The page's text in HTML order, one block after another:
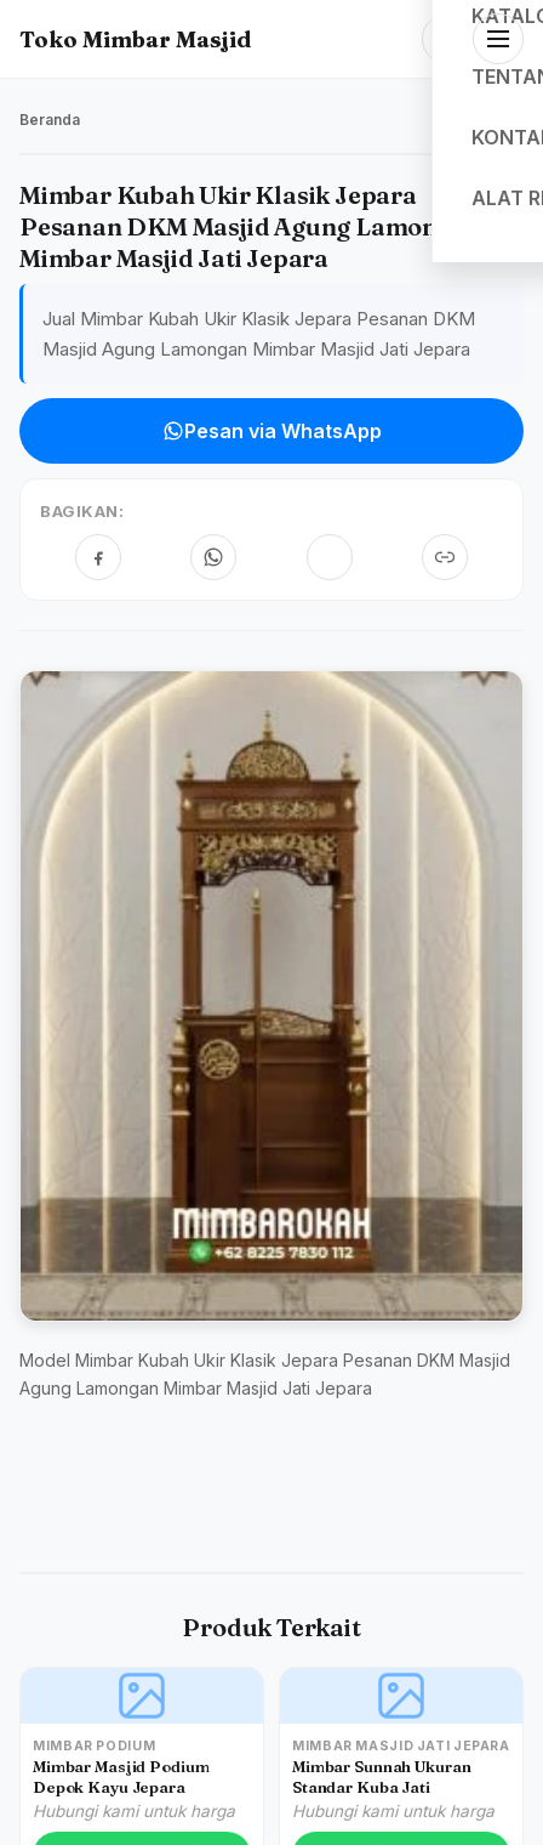
Toko Mimbar Masjid
ALAT
Beranda
Mimbar Kubah Ukir Klasik Jepara
Pesanan DKM Masjid Agung Lamongan
Mimbar Masjid Jati Jepara
Jual Mimbar Kubah Ukir Klasik Jepara Pesanan DKM
Masjid Agung Lamongan Mimbar Masjid Jati Jepara
Pesan via WhatsApp
BAGIKAN:
Model Mimbar Kubah Ukir Klasik Jepara Pesanan DKM Masjid
Agung Lamongan Mimbar Masjid Jati Jepara
Produk Terkait
MIMBAR PODIUM
Mimbar Masjid Podium
Depok Kayu Jepara
Hubungi kami untuk harga
MIMBAR MASJID JATI JEPARA
Mimbar Sunnah Ukuran
Standar Kuba Jati
Hubungi kami untuk harga